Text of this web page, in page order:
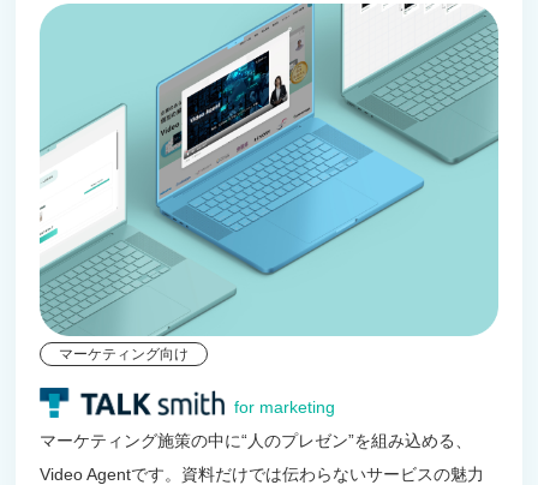
マーケティング向け
for marketing
マーケティング施策の中に“人のプレゼン”を組み込める、
Video Agentです。資料だけでは伝わらないサービスの魅力